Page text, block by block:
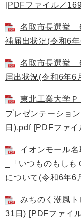
[PDFファイル／
名取市長選挙
補届出状況(令和6
名取市長選挙
届出状況(令和6年6
東北工業大学
プレゼンテーショ
日).pdf [PDFファ
イオンモール
_「いつものもし
について(令和6年6
みちのく潮風
31日) [PDFファイ